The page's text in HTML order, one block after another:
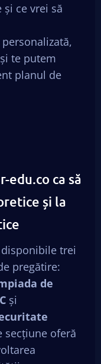
ce vrei să
te putem
planul de
edu.co ca să
și la
trei
pregătire:
de
și
secțiune oferă